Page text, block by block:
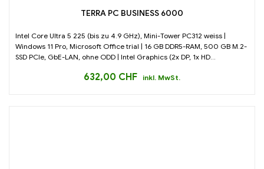
TERRA PC BUSINESS 6000
Intel Core Ultra 5 225 (bis zu 4.9 GHz), Mini-Tower PC312 weiss |
Windows 11 Pro, Microsoft Office trial | 16 GB DDR5-RAM, 500 GB M.2-
SSD PCIe, GbE-LAN, ohne ODD | Intel Graphics (2x DP, 1x HD...
632,00 CHF inkl. MwSt.